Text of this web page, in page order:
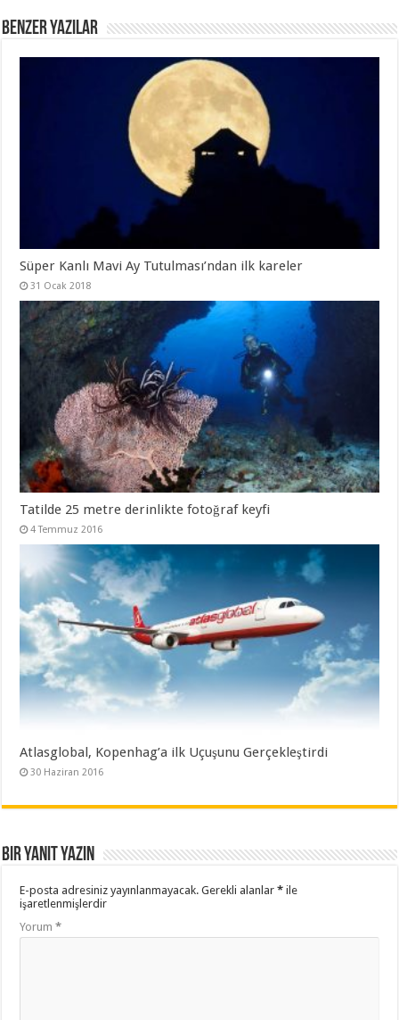
Benzer Yazılar
Süper Kanlı Mavi Ay Tutulması’ndan ilk kareler
31 Ocak 2018
Tatilde 25 metre derinlikte fotoğraf keyfi
4 Temmuz 2016
Atlasglobal, Kopenhag’a ilk Uçuşunu Gerçekleştirdi
30 Haziran 2016
Bir yanıt yazın
E-posta adresiniz yayınlanmayacak. Gerekli alanlar* ile
işaretlenmişlerdir
Yorum*